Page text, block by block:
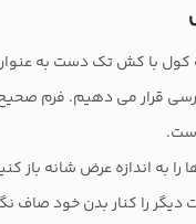
با کش تک دست به
قرار می دهیم. فرم
را به اندازه عرض شانه باز
را کنار بدن خود صاف